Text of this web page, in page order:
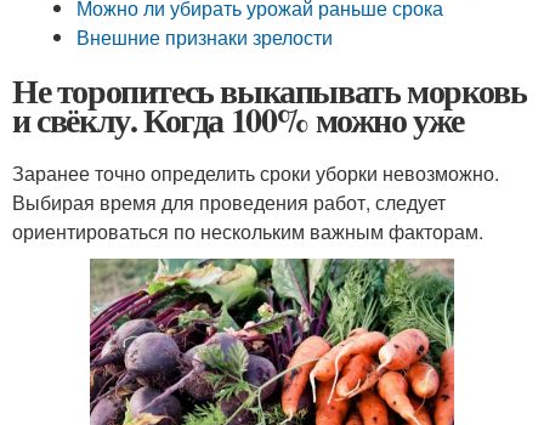
Можно ли убирать урожай раньше срока
Внешние признаки зрелости
Не торопитесь выкапывать морковь
и свёклу. Когда 100% можно уже
Заранее точно определить сроки уборки невозможно.
Выбирая время для проведения работ, следует
ориентироваться по нескольким важным факторам.